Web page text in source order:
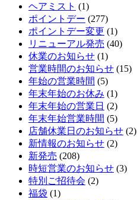
ヘアミスト (1)
ポイントデー (277)
ポイントデー変更 (1)
リニューアル発売 (40)
休業のお知らせ (1)
営業時間のお知らせ (15)
年始の営業時間 (5)
年末年始のお休み (1)
年末年始の営業日 (2)
年末年始営業時間 (5)
店舗休業日のお知らせ (2)
新情報のお知らせ (2)
新発売 (208)
時短営業のお知らせ (3)
特別ご招待会 (2)
福袋 (1)